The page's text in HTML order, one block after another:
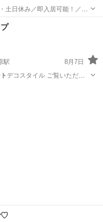
土日休み／即入居可能！／伊
で働き
駅
8月7日
デコスタイル ご覧いただき